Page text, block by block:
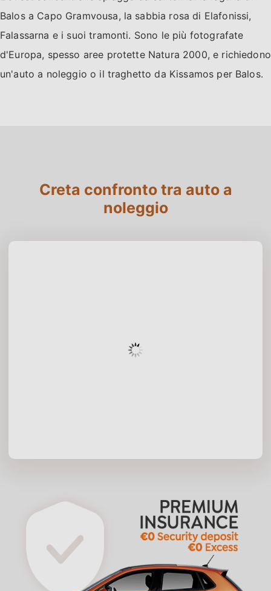
Balos a Capo Gramvousa, la sabbia rosa di Elafonissi,
Falassarna e i suoi tramonti. Sono le più fotografate
d'Europa, spesso aree protette Natura 2000, e richiedono
un'auto a noleggio o il traghetto da Kissamos per Balos.
Creta confronto tra auto a
noleggio